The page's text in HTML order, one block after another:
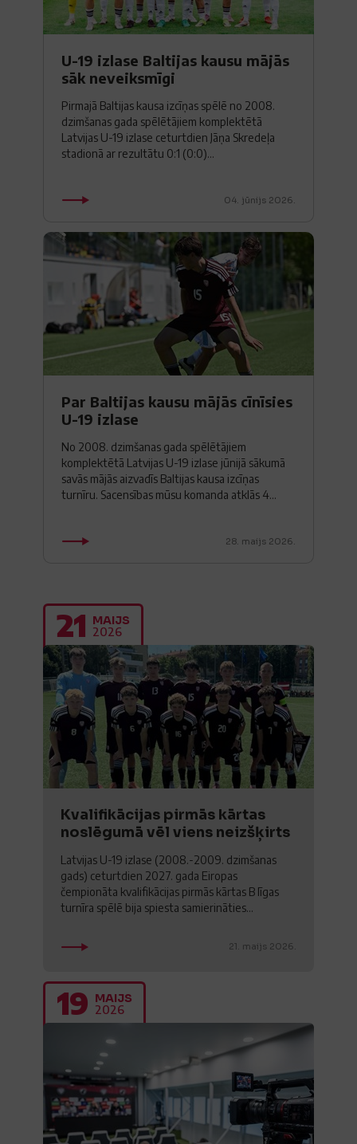
U-19 izlase Baltijas kausu mājās
sāk neveiksmīgi
Pirmajā Baltijas kausa izcīņas spēlē no 2008.
dzimšanas gada spēlētājiem komplektētā
Latvijas U-19 izlase ceturtdien Jāņa Skredeļa
stadionā ar rezultātu 0:1 (0:0)...
04. jūnijs 2026.
Par Baltijas kausu mājās cīnīsies
U-19 izlase
No 2008. dzimšanas gada spēlētājiem
komplektētā Latvijas U-19 izlase jūnijā sākumā
savās mājās aizvadīs Baltijas kausa izcīņas
turnīru. Sacensības mūsu komanda atklās 4...
28. maijs 2026.
21 MAIJS
2026
Kvalifikācijas pirmās kārtas
noslēgumā vēl viens neizšķirts
Latvijas U-19 izlase (2008.-2009. dzimšanas
gads) ceturtdien 2027. gada Eiropas
čempionāta kvalifikācijas pirmās kārtas B līgas
turnīra spēlē bija spiesta samierināties...
21. maijs 2026.
19 MAIJS
2026